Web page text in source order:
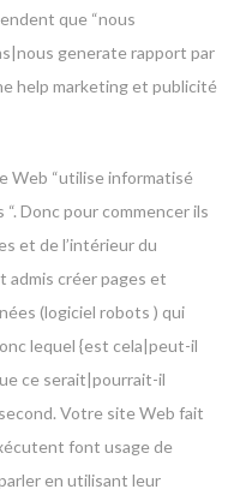
que “nous
generate rapport par
help marketing et publicité
Web “utilise informatisé
Donc pour commencer ils
et de l’intérieur du
admis créer pages et
(logiciel robots ) qui
lequel {est cela|peut-il
ce serait|pourrait-il
Votre site Web fait
font usage de
en utilisant leur